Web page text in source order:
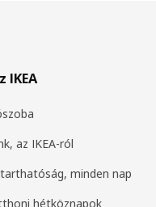
IKEA
az IKEA-ról
minden nap
hétköznapok